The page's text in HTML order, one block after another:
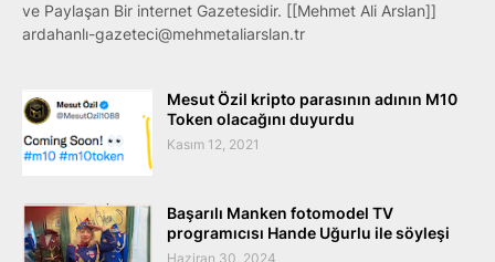
ve Paylaşan Bir internet Gazetesidir. [[Mehmet Ali Arslan]]
ardahanlı-gazeteci@mehmetaliarslan.tr
Mesut Özil kripto parasının adının M10
Token olacağını duyurdu
Kasım 12, 2021
Başarılı Manken fotomodel TV
programıcısı Hande Uğurlu ile söyleşi
Haziran 30, 2024